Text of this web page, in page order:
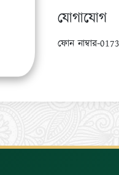
যোগাযোগ
ফোন নাম্বার-